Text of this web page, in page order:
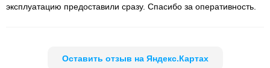
эксплуатацию предоставили сразу. Спасибо за оперативность.
Оставить отзыв на Яндекс.Картах